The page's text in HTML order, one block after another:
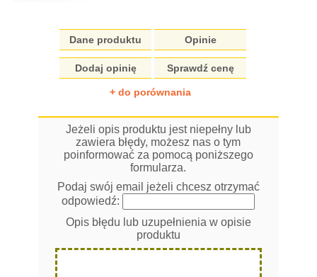
Dane produktu Opinie
Dodaj opinię Sprawdź cenę
+ do porównania
Jeżeli opis produktu jest niepełny lub
zawiera błędy, możesz nas o tym
poinformować za pomocą poniższego
formularza.
Podaj swój email jeżeli chcesz otrzymać
odpowiedź:
Opis błędu lub uzupełnienia w opisie
produktu